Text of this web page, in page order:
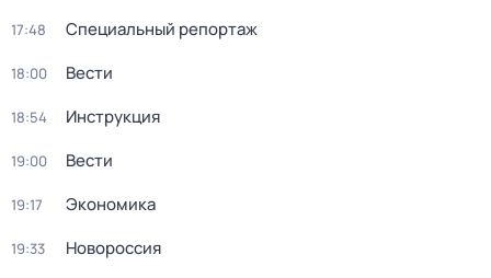
17:48 Специальный репортаж
18:00 Вести
18:54 Инструкция
19:00 Вести
19:17 Экономика
19:33 Новороссия